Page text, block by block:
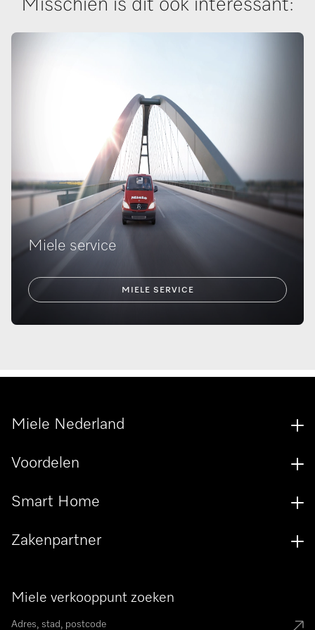
Misschien is dit ook interessant:
Miele ser­vi­ce
MIELE SERVICE
Miele verkooppunt zoeken
Miele Nederland
Voordelen
Smart Home
Zakenpartner